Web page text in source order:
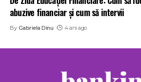
abuzive financiar și cum să intervii
By Gabriela Dinu 4 ani ago